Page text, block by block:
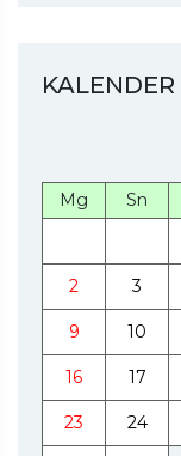
KALENDER
Mg Sn
2 3
9 10
16 17
23 24